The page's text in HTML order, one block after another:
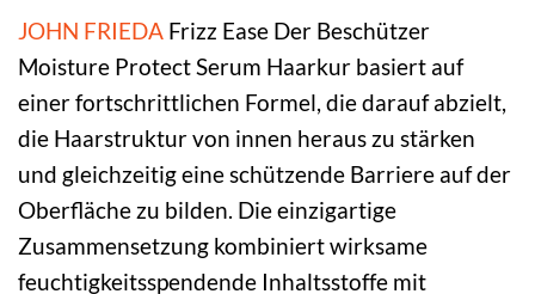
JOHN FRIEDA Frizz Ease Der Beschützer
Moisture Protect Serum Haarkur basiert auf
einer fortschrittlichen Formel, die darauf abzielt,
die Haarstruktur von innen heraus zu stärken
und gleichzeitig eine schützende Barriere auf der
Oberfläche zu bilden. Die einzigartige
Zusammensetzung kombiniert wirksame
feuchtigkeitsspendende Inhaltsstoffe mit